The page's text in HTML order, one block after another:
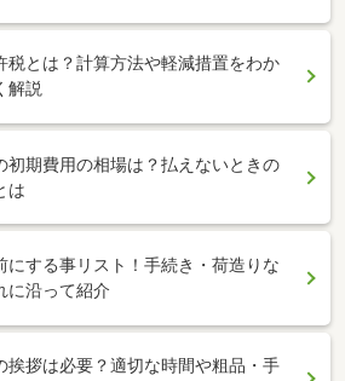
税とは？計算方法や軽減措置をわか
解説
初期費用の相場は？払えないときの
は
にする事リスト！手続き・荷造りな
に沿って紹介
挨拶は必要？適切な時間や粗品・手